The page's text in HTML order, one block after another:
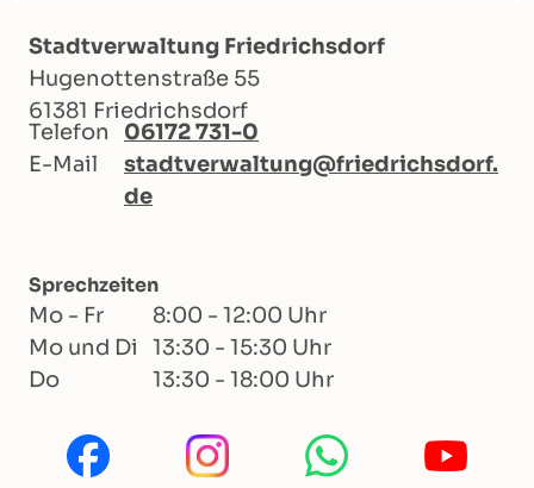
Stadtverwaltung Friedrichsdorf
Hugenottenstraße 55
61381 Friedrichsdorf
Telefon
06172 731-0
E-Mail
stadtverwaltung@friedrichsdorf.
de
Sprechzeiten
Mo - Fr
8:00 - 12:00 Uhr
Mo und Di
13:30 - 15:30 Uhr
Do
13:30 - 18:00 Uhr